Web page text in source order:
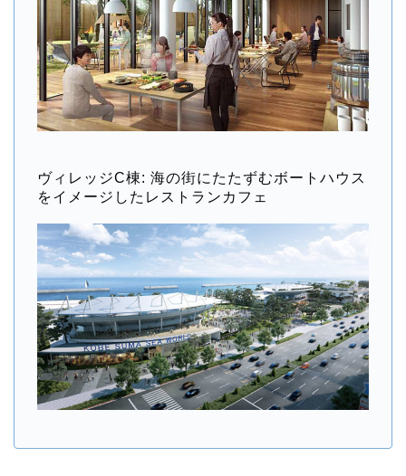
ヴィレッジC棟: 海の街にたたずむボートハウス
をイメージしたレストランカフェ